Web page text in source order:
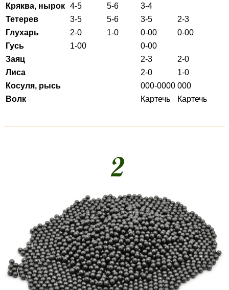
Кряква, нырок 4-5 5-6
3-4
Тетерев
3-5 5-6 3-5
2-3
Глухарь
2-0 1-0 0-00
0-00
Гусь
1-00
0-00
Заяц
2-3
2-0
Лиса
2-0
1-0
Косуля, рысь
000-0000 000
Волк
Картечь Картечь